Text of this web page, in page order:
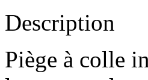
Description
Piège à colle